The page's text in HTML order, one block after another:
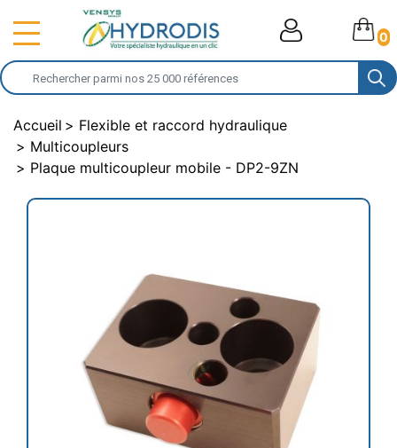
0
Accueil
Flexible et raccord hydraulique
Multicoupleurs
Plaque multicoupleur mobile - DP2-9ZN